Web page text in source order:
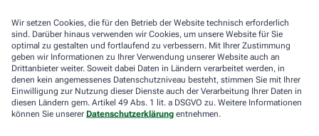
Wir setzen Cookies, die für den Betrieb der Website technisch erforderlich
sind. Darüber hinaus verwenden wir Cookies, um unsere Website für Sie
optimal zu gestalten und fortlaufend zu verbessern. Mit Ihrer Zustimmung
geben wir Informationen zu Ihrer Verwendung unserer Website auch an
Drittanbieter weiter. Soweit dabei Daten in Ländern verarbeitet werden, in
denen kein angemessenes Datenschutzniveau besteht, stimmen Sie mit Ihrer
Einwilligung zur Nutzung dieser Dienste auch der Verarbeitung Ihrer Daten in
diesen Ländern gem. Artikel 49 Abs. 1 lit. a DSGVO zu. Weitere Informationen
können Sie unserer Datenschutzerklärung entnehmen.